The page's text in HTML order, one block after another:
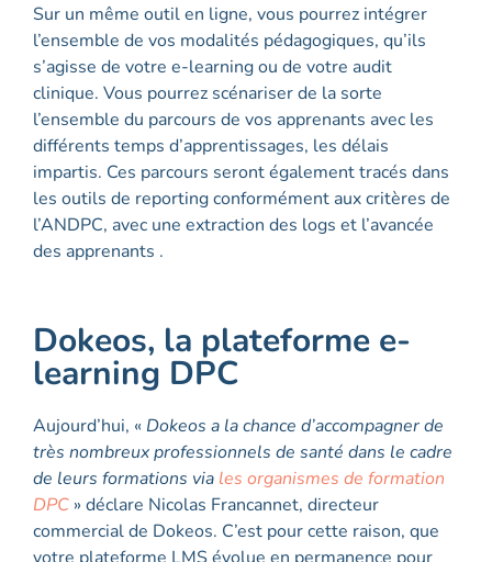
Sur un même outil en ligne, vous pourrez intégrer
l’ensemble de vos modalités pédagogiques, qu’ils
s’agisse de votre e-learning ou de votre audit
clinique. Vous pourrez scénariser de la sorte
l’ensemble du parcours de vos apprenants avec les
différents temps d’apprentissages, les délais
impartis. Ces parcours seront également tracés dans
les outils de reporting conformément aux critères de
l’ANDPC, avec une extraction des logs et l’avancée
des apprenants .
Dokeos, la plateforme e-
learning DPC
Aujourd’hui, « Dokeos a la chance d’accompagner de
très nombreux professionnels de santé dans le cadre
de leurs formations via les organismes de formation
DPC » déclare Nicolas Francannet, directeur
commercial de Dokeos. C’est pour cette raison, que